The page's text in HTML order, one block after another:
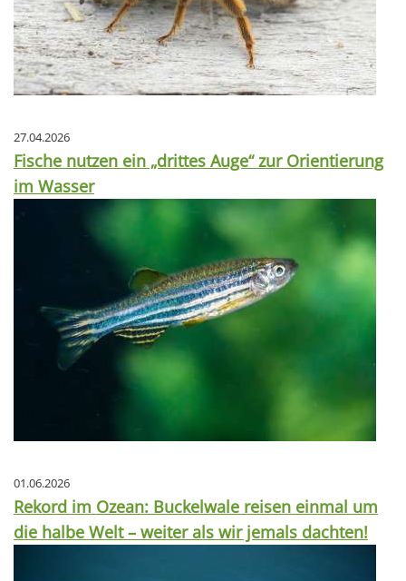
27.04.2026
Fische nutzen ein „drittes Auge“ zur Orientierung
im Wasser
01.06.2026
Rekord im Ozean: Buckelwale reisen einmal um
die halbe Welt – weiter als wir jemals dachten!